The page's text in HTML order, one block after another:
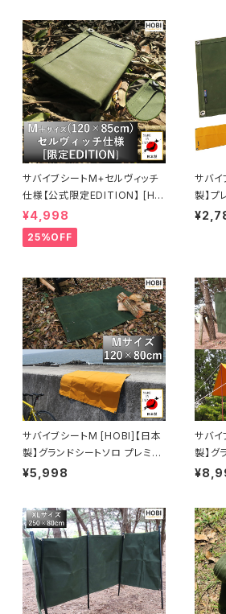
サバイブシートM+セルヴィッチ
仕様【公式限定EDITION】 [HO
BI]【日本製】グランドシートソロ
プレミアム帆布 強力防水パラフ
ィン加工 [無骨でタフ] 頑丈ハト
避け 焚き火 陣幕 前幕 コンパク
ト アウトドア キャンプ レジャー
軍幕 ホビ オリーブドラブ【MAD
E IN JAPAN】
¥4,998
25%OFF
サバ
製】プ
水パラ
キャン
IN
サバイブシートM [HOBI]【日本
製】グランドシートソロ プレミア
ム帆布 強力防水パラフィン加工
焚き火 陣幕 コンパクト アウトド
ア キャンプ レジャー ホビ オリ
ーブドラブ/キャメルオレンジ【M
ADE IN JAPAN】
¥5,998
サバ
製】グ
布 強
焚き火
ア キ
ーブド
ADE